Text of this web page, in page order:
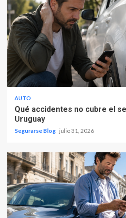
AUTO
Qué accidentes no cubre el
Uruguay
Segurarse Blog julio 31, 2026